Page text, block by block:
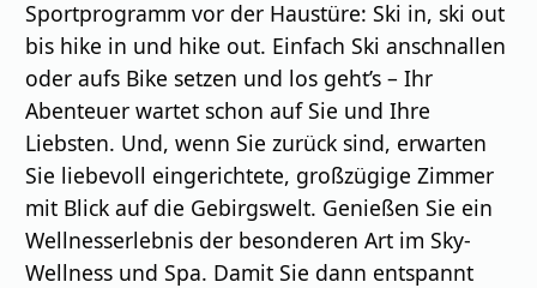
Sportprogramm vor der Haustüre: Ski in, ski out
bis hike in und hike out. Einfach Ski anschnallen
oder aufs Bike setzen und los geht’s – Ihr
Abenteuer wartet schon auf Sie und Ihre
Liebsten. Und, wenn Sie zurück sind, erwarten
Sie liebevoll eingerichtete, großzügige Zimmer
mit Blick auf die Gebirgswelt. Genießen Sie ein
Wellnesserlebnis der besonderen Art im Sky-
Wellness und Spa. Damit Sie dann entspannt